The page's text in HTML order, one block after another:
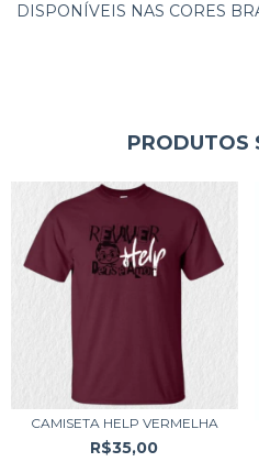
DISPONÍVEIS NAS CORES
PRODUTOS
CAMISETA HELP VERMELHA
R$35,00